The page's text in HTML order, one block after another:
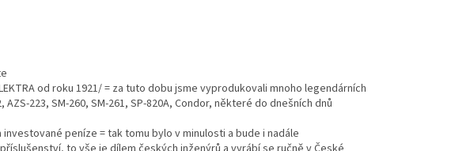
od roku 1921/ = za tuto dobu jsme vyprodukovali mnoho legendárních
AZS-223, SM-260, SM-261, SP-820A, Condor, některé do dnešních dnů
peníze = tak tomu bylo v minulosti a bude i nadále